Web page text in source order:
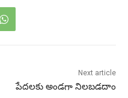
Next article
పేదలకు అండగా నిలబడదాం